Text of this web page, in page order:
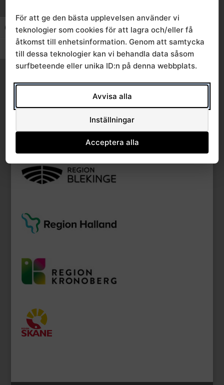
Slå på/av hög kontrast
Slå på/av textstorlek
Regionalt
primärvårdsråd
2018-10-03
För att ge den bästa upplevelsen använder vi
teknologier som cookies för att lagra och/eller få
åtkomst till enhetsinformation. Genom att samtycka
till dessa teknologier kan vi behandla data såsom
surfbeteende eller unika ID:n på denna webbplats.
Avvisa alla
Inställningar
Acceptera alla